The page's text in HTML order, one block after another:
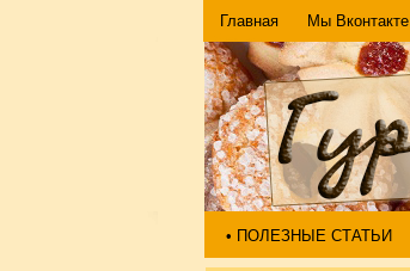
Главная Мы Вконтакте
• ПОЛЕЗНЫЕ СТАТЬИ